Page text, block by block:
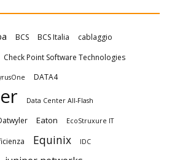
BCS BCS Italia cablaggio
Check Point Software Technologies
DATA4
Data Center All-Flash
Eaton EcoStruxure IT
Equinix IDC